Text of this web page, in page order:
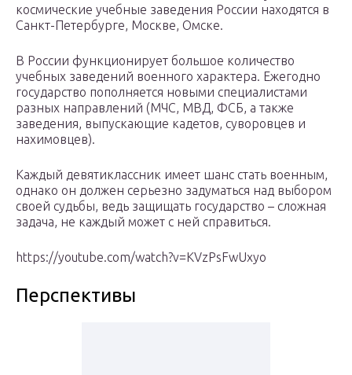
космические учебные заведения России находятся в
Санкт-Петербурге, Москве, Омске.
В России функционирует большое количество
учебных заведений военного характера. Ежегодно
государство пополняется новыми специалистами
разных направлений (МЧС, МВД, ФСБ, а также
заведения, выпускающие кадетов, суворовцев и
нахимовцев).
Каждый девятиклассник имеет шанс стать военным,
однако он должен серьезно задуматься над выбором
своей судьбы, ведь защищать государство – сложная
задача, не каждый может с ней справиться.
https://youtube.com/watch?v=KVzPsFwUxyo
Перспективы